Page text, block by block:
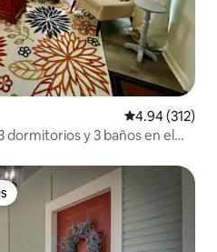
Calificación
4.94 (312)
dormitorios y 3 baños en el
huéspedes